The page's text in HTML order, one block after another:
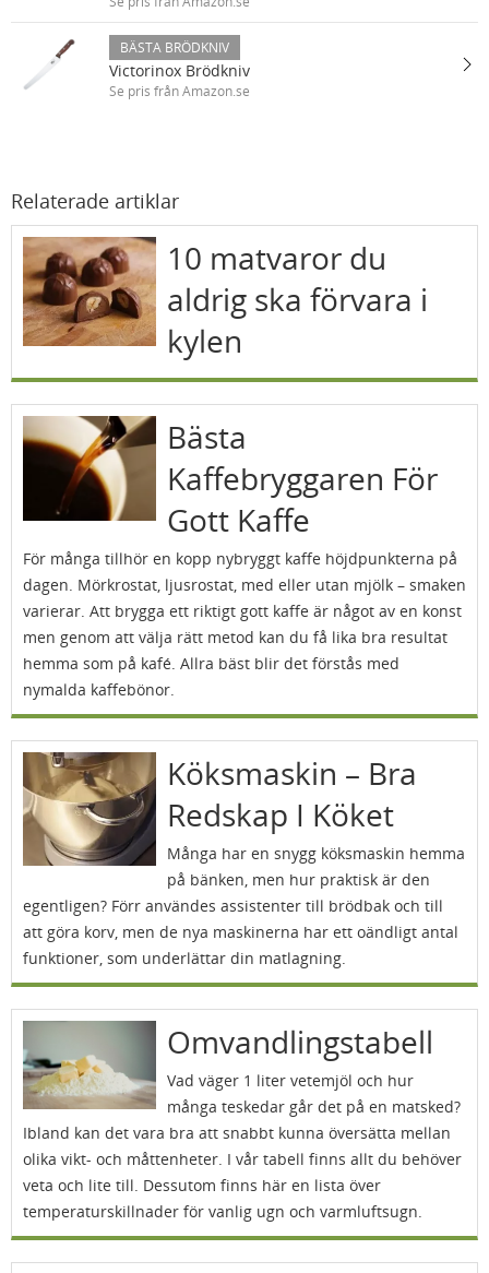
BÄSTA BRÖDKNIV
Victorinox Brödkniv
Se pris från Amazon.se
Relaterade artiklar
10 matvaror du
aldrig ska förvara i
kylen
Bästa
Kaffebryggaren För
Gott Kaffe
För många tillhör en kopp nybryggt kaffe höjdpunkterna på
dagen. Mörkrostat, ljusrostat, med eller utan mjölk – smaken
varierar. Att brygga ett riktigt gott kaffe är något av en konst
men genom att välja rätt metod kan du få lika bra resultat
hemma som på kafé. Allra bäst blir det förstås med
nymalda kaffebönor.
Köksmaskin – Bra
Redskap I Köket
Många har en snygg köksmaskin hemma
på bänken, men hur praktisk är den
egentligen? Förr användes assistenter till brödbak och till
att göra korv, men de nya maskinerna har ett oändligt antal
funktioner, som underlättar din matlagning.
Omvandlingstabell
Vad väger 1 liter vetemjöl och hur
många teskedar går det på en matsked?
Ibland kan det vara bra att snabbt kunna översätta mellan
olika vikt- och måttenheter. I vår tabell finns allt du behöver
veta och lite till. Dessutom finns här en lista över
temperaturskillnader för vanlig ugn och varmluftsugn.